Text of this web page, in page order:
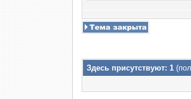
Здесь присутствуют: 1